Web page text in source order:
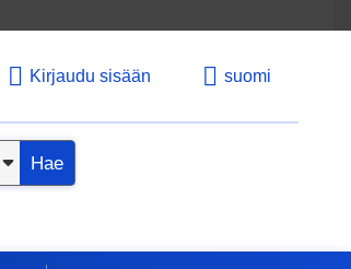
Kirjaudu sisään suomi
Hae